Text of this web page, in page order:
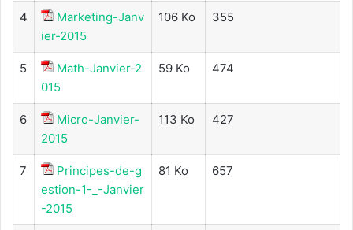
4
Marketing-Janv
ier-2015
106 Ko 355
5
Math-Janvier-2
015
59 Ko 474
6
Micro-Janvier-
2015
113 Ko 427
7
Principes-de-g
estion-1-_-Janvier
-2015
81 Ko 657